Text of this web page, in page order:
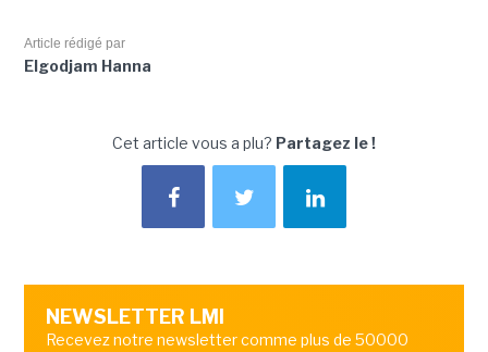
Article rédigé par
Elgodjam Hanna
Cet article vous a plu? Partagez le !
NEWSLETTER LMI
Recevez notre newsletter comme plus de 50000